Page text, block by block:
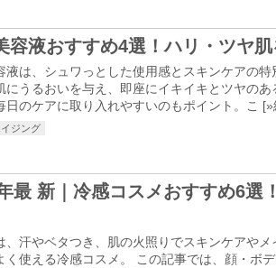
容液おすすめ4選！ハリ・ツヤ
液は、シュワっとした使用感とスキンケアの
にうるおいを与え、即座にイキイキとツヤの
日のケアに取り入れやすいのもポイント。こ [»
イジング
最 新｜冷感コスメおすすめ6選
、汗やベタつき、肌の火照りでスキンケアや
く使える冷感コスメ。 この記事では、顔・ボ